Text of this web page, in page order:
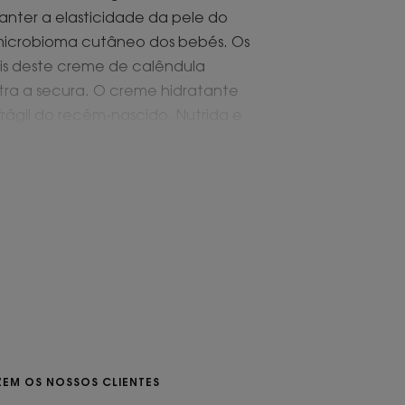
a elasticidade da pele do
cutâneo dos bebés. Os
deste creme de calêndula
a secura. O creme hidratante
OS NOSSOS CLIENTES